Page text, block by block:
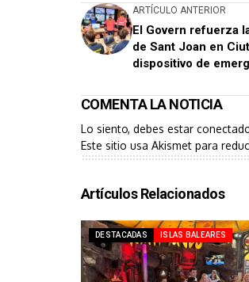
ARTÍCULO ANTERIOR
El Govern refuerza
de Sant Joan en
dispositivo de
COMENTA LA NOTICIA
Lo siento, debes estar
Este sitio usa Akismet para
Artículos Relacionados
DESTACADAS ISLAS BALEARES